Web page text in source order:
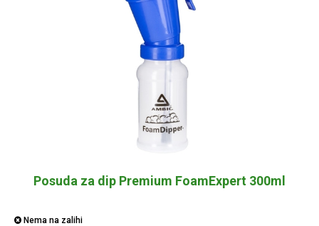
Posuda za dip Premium FoamExpert 300ml
Nema na zalihi